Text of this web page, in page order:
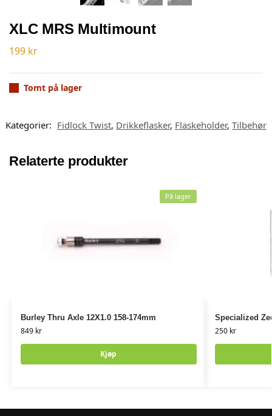
XLC MRS Multimount
199 kr
Tomt på lager
Kategorier: Fidlock Twist, Drikkeflasker, Flaskeholder, Tilbehør
Relaterte produkter
Burley Thru Axle 12X1.0 158-174mm
849 kr
Kjøp
På lager
Specialized
250 kr